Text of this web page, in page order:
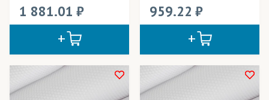
1 881.01 959.22